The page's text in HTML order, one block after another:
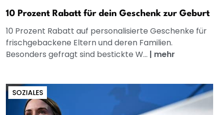
10 Prozent Rabatt für dein Geschenk zur Geburt
10 Prozent Rabatt auf personalisierte Geschenke für
frischgebackene Eltern und deren Familien.
Besonders gefragt sind bestickte W... | mehr
SOZIALES